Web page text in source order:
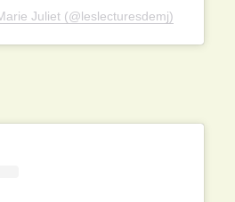
Juliet (@leslecturesdemj)